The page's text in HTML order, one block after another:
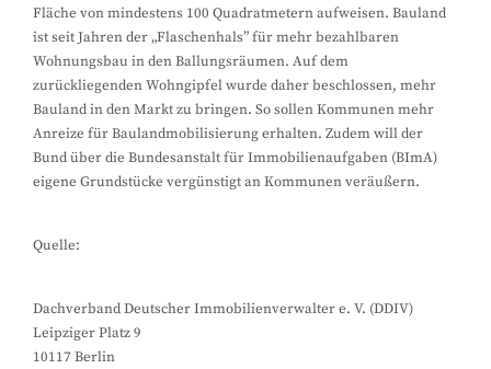
Fläche von mindestens 100 Quadratmetern aufweisen. Bauland
ist seit Jahren der „Flaschenhals” für mehr bezahlbaren
Wohnungsbau in den Ballungsräumen. Auf dem
zurückliegenden Wohngipfel wurde daher beschlossen, mehr
Bauland in den Markt zu bringen. So sollen Kommunen mehr
Anreize für Baulandmobilisierung erhalten. Zudem will der
Bund über die Bundesanstalt für Immobilienaufgaben (BImA)
eigene Grundstücke vergünstigt an Kommunen veräußern.
Quelle:
Dachverband Deutscher Immobilienverwalter e. V. (DDIV)
Leipziger Platz 9
10117 Berlin